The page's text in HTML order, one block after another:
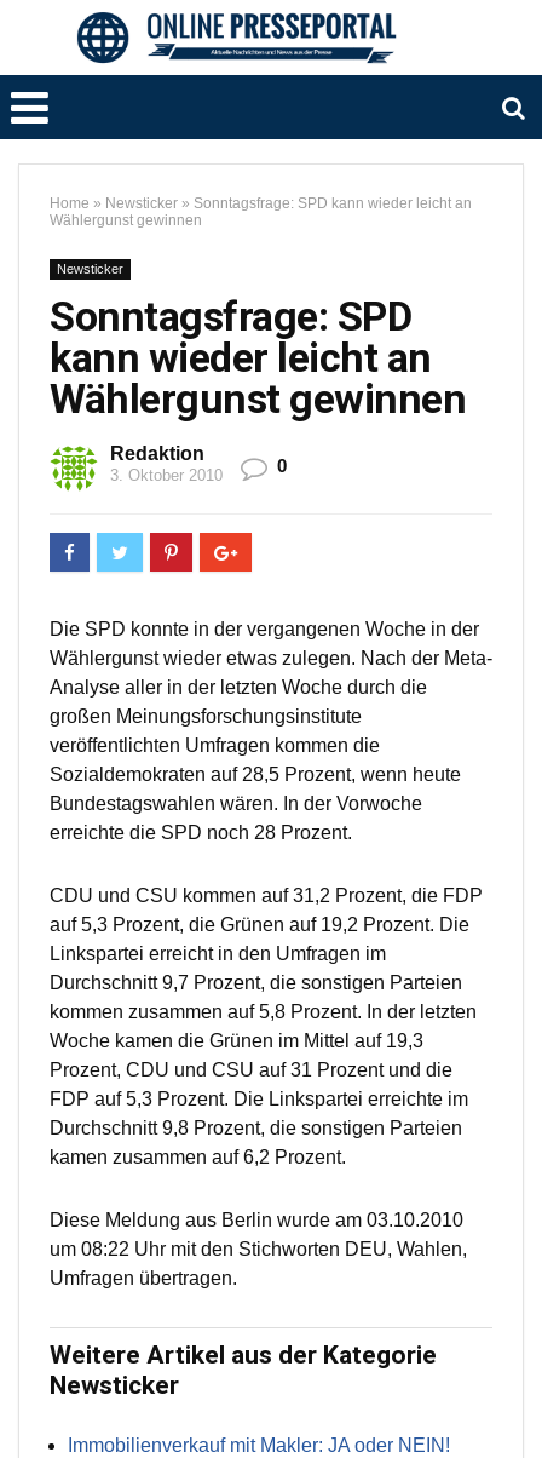
Home » Newsticker » Sonntagsfrage: SPD kann wieder leicht an
Wählergunst gewinnen
Newsticker
Sonntagsfrage: SPD
kann wieder leicht an
Wählergunst gewinnen
Redaktion
3. Oktober 2010 0
Die SPD konnte in der vergangenen Woche in der
Wählergunst wieder etwas zulegen. Nach der Meta-
Analyse aller in der letzten Woche durch die
großen Meinungsforschungsinstitute
veröffentlichten Umfragen kommen die
Sozialdemokraten auf 28,5 Prozent, wenn heute
Bundestagswahlen wären. In der Vorwoche
erreichte die SPD noch 28 Prozent.
CDU und CSU kommen auf 31,2 Prozent, die FDP
auf 5,3 Prozent, die Grünen auf 19,2 Prozent. Die
Linkspartei erreicht in den Umfragen im
Durchschnitt 9,7 Prozent, die sonstigen Parteien
kommen zusammen auf 5,8 Prozent. In der letzten
Woche kamen die Grünen im Mittel auf 19,3
Prozent, CDU und CSU auf 31 Prozent und die
FDP auf 5,3 Prozent. Die Linkspartei erreichte im
Durchschnitt 9,8 Prozent, die sonstigen Parteien
kamen zusammen auf 6,2 Prozent.
Diese Meldung aus Berlin wurde am 03.10.2010
um 08:22 Uhr mit den Stichworten DEU, Wahlen,
Umfragen übertragen.
Weitere Artikel aus der Kategorie
Newsticker
Immobilienverkauf mit Makler: JA oder NEIN!